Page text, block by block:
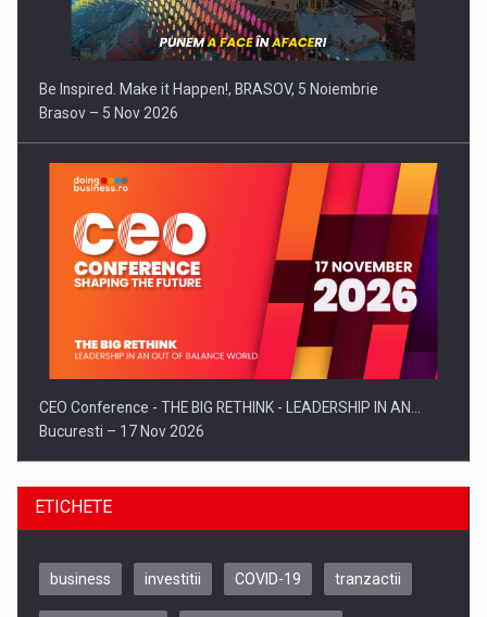
Be Inspired. Make it Happen!, BRASOV, 5 Noiembrie
Brasov – 5 Nov 2026
CEO Conference - THE BIG RETHINK - LEADERSHIP IN AN…
Bucuresti – 17 Nov 2026
ETICHETE
business investitii COVID-19 tranzactii